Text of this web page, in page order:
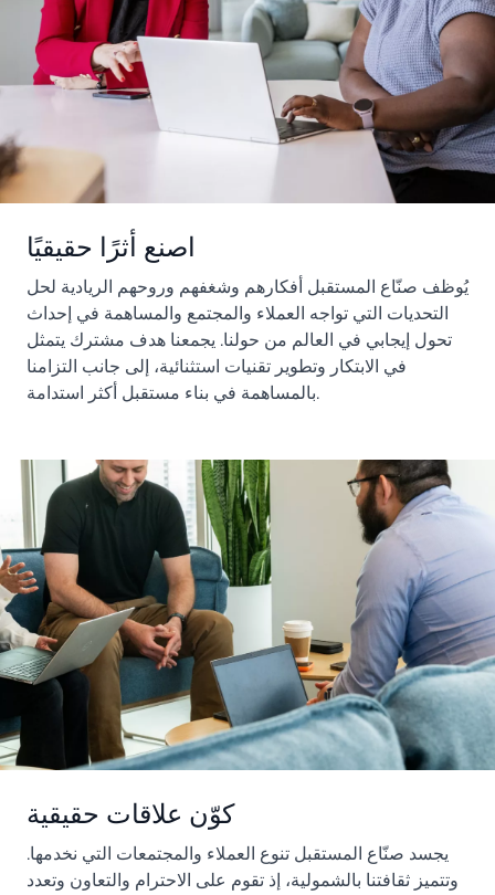
اصنع أثرًا حقيقيًا
يُوظف صنّاع المستقبل أفكارهم وشغفهم وروحهم الريادية لحل
التحديات التي تواجه العملاء والمجتمع والمساهمة في إحداث
تحول إيجابي في العالم من حولنا. يجمعنا هدف مشترك يتمثل
في الابتكار وتطوير تقنيات استثنائية، إلى جانب التزامنا
بالمساهمة في بناء مستقبل أكثر استدامة.
كوّن علاقات حقيقية
يجسد صنّاع المستقبل تنوع العملاء والمجتمعات التي نخدمها.
وتتميز ثقافتنا بالشمولية، إذ تقوم على الاحترام والتعاون وتعدد